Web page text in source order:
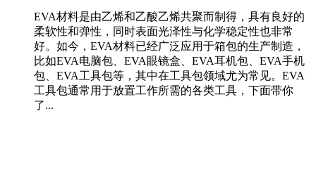
EVA材料是由乙烯和乙酸乙烯共聚而制得，具有良好的
柔软性和弹性，同时表面光泽性与化学稳定性也非常
好。如今，EVA材料已经广泛应用于箱包的生产制造，
比如EVA电脑包、EVA眼镜盒、EVA耳机包、EVA手机
包、EVA工具包等，其中在工具包领域尤为常见。EVA
工具包通常用于放置工作所需的各类工具，下面带你
了...